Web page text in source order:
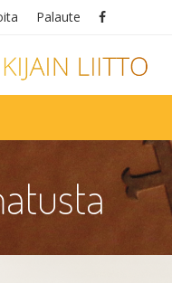
Palaute